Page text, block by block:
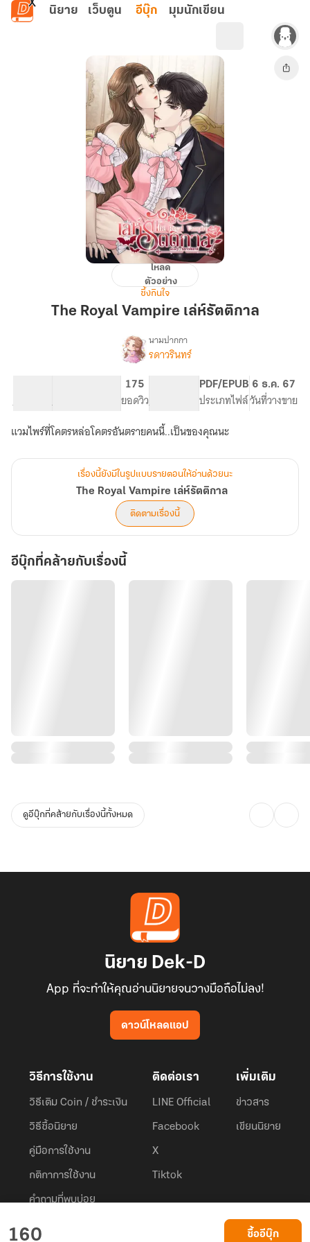
ข้ามไปยังเนื้อหาหลัก
นิยาย เว็บตูน อีบุ๊ก มุมนักเขียน
Vampire
เล่ห์
รัตติกาล
โหลด
ตัวอย่าง
ซึ้งกินใจ
The Royal Vampire เล่ห์รัตติกาล
เรื่องThe
นามปากกา
รดาวรินทร์
จำนวนคำ จำนวนหน้า (A5)
175
ยอดวิวระดับเนื้อหา
PDF/EPUB
ประเภทไฟล์
6 ธ.ค. 67
วันที่วางขาย
160 ซื้ออีบุ๊ก
แวมไพร์ที่โคตรหล่อโคตรอันตรายคนนี้..เป็นของคุณนะ
เรื่องนี้ยังมีในรูปแบบรายตอนให้อ่านด้วยนะ
The Royal Vampire เล่ห์รัตติกาล
ติดตามเรื่องนี้
อีบุ๊กที่คล้ายกับเรื่องนี้
ดูอีบุ๊กที่คล้ายกับเรื่องนี้ทั้งหมด
นิยาย Dek-D
App ที่จะทำให้คุณอ่านนิยายจนวางมือถือไม่ลง!
ดาวน์โหลดแอป
วิธีการใช้งาน
วิธีเติม Coin / ชำระเงิน
วิธีซื้อนิยาย
คู่มือการใช้งาน
กติกาการใช้งาน
คำถามที่พบบ่อย
ติดต่อเรา
LINE Official
Facebook
X
Tiktok
เพิ่มเติม
ข่าวสาร
เขียนนิยาย
Dek-D.com ใช้คุกกี้เพื่อพัฒนาประสบการณ์ของ ผู้ใช้ให้ดียิ่งขึ้น
ยอมรับ